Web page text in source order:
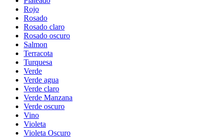
Rojo
Rosado
Rosado claro
Rosado oscuro
Salmon
Terracota
Turquesa
Verde
Verde agua
Verde claro
Verde Manzana
Verde oscuro
Vino
Violeta
Violeta Oscuro